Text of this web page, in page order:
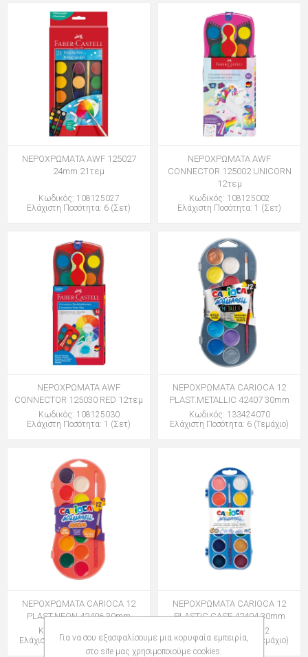
ΝΕΡΟΧΡΩΜΑΤΑ AWF 125027
24mm 21τεμ
Κωδικός: 108125027
Ελάχιστη Ποσότητα: 6 (Σετ)
ΝΕΡΟΧΡΩΜΑΤΑ AWF
CONNECTOR 125002 UNICORN
12τεμ
Κωδικός: 108125002
Ελάχιστη Ποσότητα: 1 (Σετ)
ΝΕΡΟΧΡΩΜΑΤΑ AWF
CONNECTOR 125030 RED 12τεμ
Κωδικός: 108125030
Ελάχιστη Ποσότητα: 1 (Σετ)
ΝΕΡΟΧΡΩΜΑΤΑ CARIOCA 12
PLAST.METALLIC 42407 30mm
Κωδικός: 133424070
Ελάχιστη Ποσότητα: 6 (Τεμάχιο)
ΝΕΡΟΧΡΩΜΑΤΑ CARIOCA 12
PLAST.NEON 42406 30mm
Κωδικός: 133424060
Ελάχιστη Ποσότητα: 6 (Τεμάχιο)
ΝΕΡΟΧΡΩΜΑΤΑ CARIOCA 12
PLASTIC CASE 42404 30mm
Κωδικός: 133012012
Ελάχιστη Ποσότητα: 6 (Τεμάχιο)
Για να σου εξασφαλίσουμε μια κορυφαία εμπειρία,
στο site μας χρησιμοποιούμε cookies.